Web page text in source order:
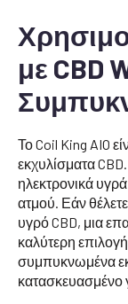
με CBD
Το Coil King AIO
εκχυλίσματα
ηλεκτρονικά
ατμού. Εάν
υγρό CBD, μια
καλύτερη
συμπυκνωμένα
κατασκευασμένο